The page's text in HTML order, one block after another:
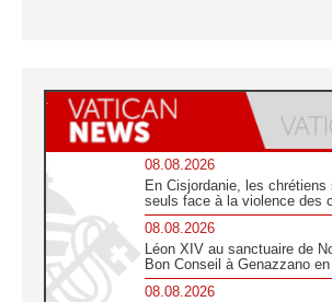
08.08.2026
En Cisjordanie, les chrétiens
seuls face à la violence des
08.08.2026
Léon XIV au sanctuaire de
Bon Conseil à Genazzano
08.08.2026